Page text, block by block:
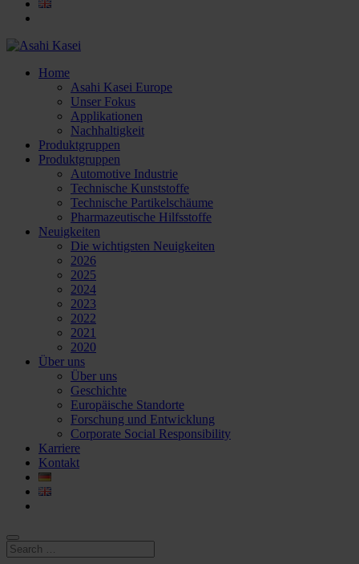
Home
Asahi Kasei Europe
Unser Fokus
Applikationen
Nachhaltigkeit
Produktgruppen
Produktgruppen
Automotive Industrie
Technische Kunststoffe
Technische Partikelschäume
Pharmazeutische Hilfsstoffe
Neuigkeiten
Die wichtigsten Neuigkeiten
2026
2025
2024
2023
2022
2021
2020
Über uns
Über uns
Geschichte
Europäische Standorte
Forschung und Entwicklung
Corporate Social Responsibility
Karriere
Kontakt